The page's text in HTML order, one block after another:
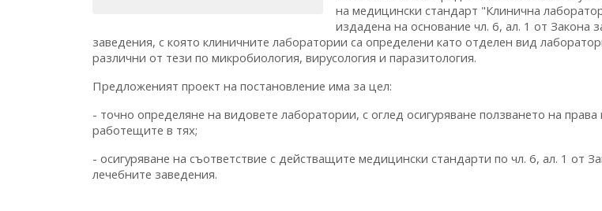
на медицински стандарт "Клинична
издадена на основание чл. 6, ал. 1 от Закона
заведения, с която клиничните лаборатории са определени като отделен вид
различни от тези по микробиология, вирусология и паразитология.
Предложеният проект на постановление има за цел:
- точно определяне на видовете лаборатории, с оглед осигуряване ползването на права
работещите в тях;
- осигуряване на съответствие с действащите медицински стандарти по чл. 6, ал. 1 от
лечебните заведения.